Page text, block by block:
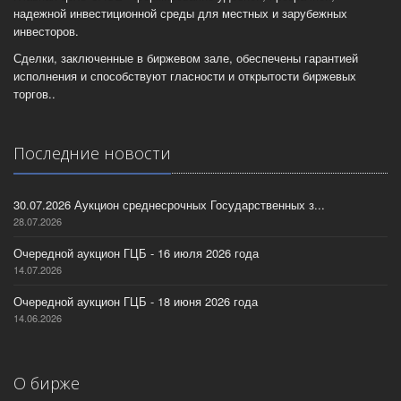
надежной инвестиционной среды для местных и зарубежных
инвесторов.
Сделки, заключенные в биржевом зале, обеспечены гарантией
исполнения и способствуют гласности и открытости биржевых
торгов..
Последние новости
30.07.2026 Аукцион среднесрочных Государственных з...
28.07.2026
Очередной аукцион ГЦБ - 16 июля 2026 года
14.07.2026
Очередной аукцион ГЦБ - 18 июня 2026 года
14.06.2026
О бирже